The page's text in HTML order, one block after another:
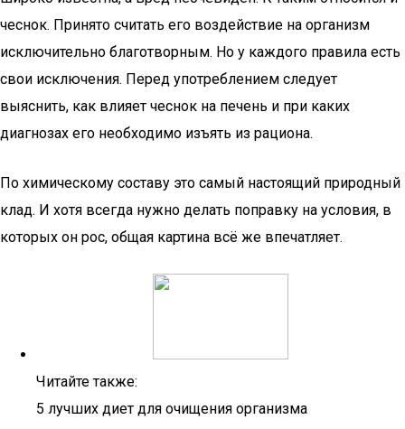
чеснок. Принято считать его воздействие на организм
исключительно благотворным. Но у каждого правила есть
свои исключения. Перед употреблением следует
выяснить, как влияет чеснок на печень и при каких
диагнозах его необходимо изъять из рациона.
По химическому составу это самый настоящий природный
клад. И хотя всегда нужно делать поправку на условия, в
которых он рос, общая картина всё же впечатляет.
Читайте также:
5 лучших диет для очищения организма